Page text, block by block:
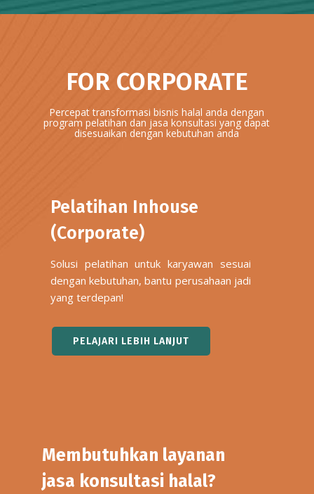
FOR CORPORATE
Percepat transformasi bisnis halal anda dengan
program pelatihan dan jasa konsultasi yang dapat
disesuaikan dengan kebutuhan anda
Pelatihan Inhouse
(Corporate)
Solusi pelatihan untuk karyawan sesuai
dengan kebutuhan, bantu perusahaan jadi
yang terdepan!
PELAJARI LEBIH LANJUT
Membutuhkan layanan
jasa konsultasi halal?